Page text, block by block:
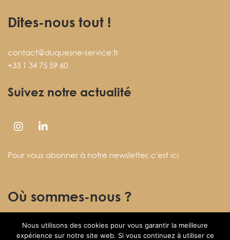
Dites-nous tout !
contact@duquesne-service.fr
+33 1 34 75 59 60
Suivez notre actualité
Pour vous abonner à notre newsletter, c'est ici
Où sommes-nous ?
27 rue des Fontenelles
Nous utilisons des cookies pour vous garantir la meilleure
expérience sur notre site web. Si vous continuez à utiliser ce